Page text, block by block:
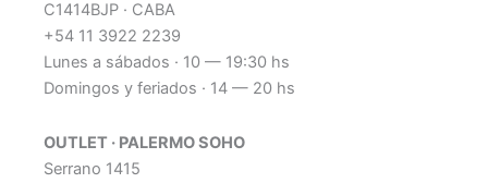
C1414BJP · CABA
+54 11 3922 2239
Lunes a sábados · 10 — 19:30 hs
Domingos y feriados · 14 — 20 hs
OUTLET · PALERMO SOHO
Serrano 1415